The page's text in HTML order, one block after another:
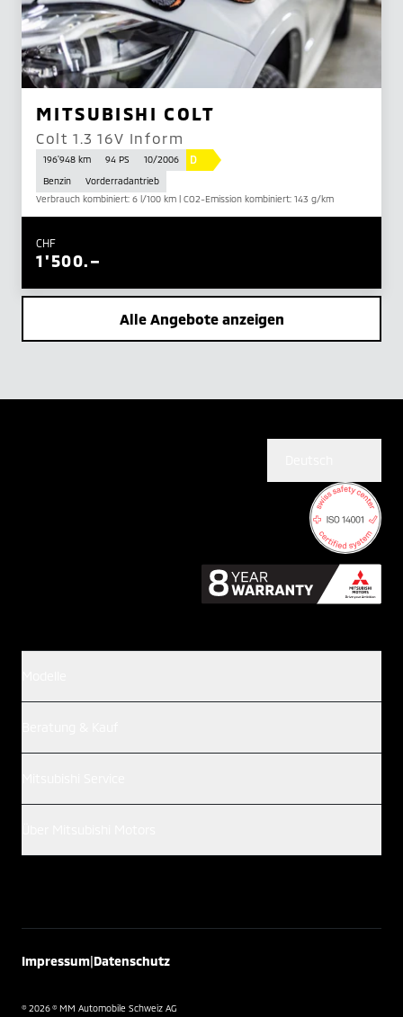
MITSUBISHI COLT
Colt 1.3 16V Inform
196'948 km 94 PS 10/2006 D
Benzin
Vorderradantrieb
Verbrauch kombiniert: 6 l/100 km | CO2-Emission kombiniert: 143 g/km
CHF
1'500.–
Alle Angebote anzeigen
Impressum|Datenschutz
© 2026 © MM Automobile Schweiz AG